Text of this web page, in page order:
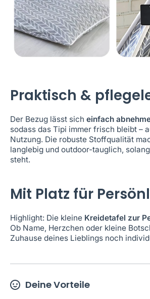
Praktisch &
Der Bezug lässt sich einfach
sodass das Tipi immer frisch bleibt –
Nutzung. Die robuste Stoffqualität
langlebig und outdoor-tauglich,
steht.
Mit Platz für
Highlight: Die kleine Kreidetafel zur
Ob Name, Herzchen oder kleine
Zuhause deines Lieblings noch
Deine Vorteile